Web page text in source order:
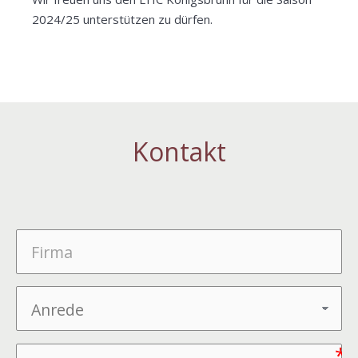
2024/25 unterstützen zu dürfen.
Kontakt